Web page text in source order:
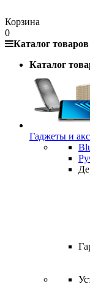
Корзина
0
Каталог товаров
Каталог
Гаджеты и